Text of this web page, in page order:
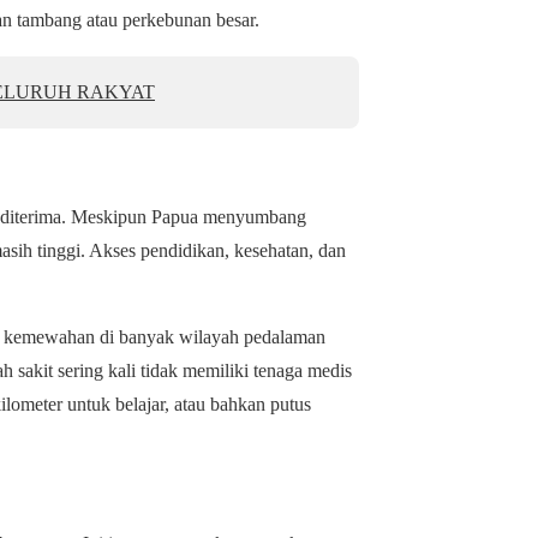
atau perkebunan besar.
RAKYAT
Meskipun Papua menyumbang
tinggi. Akses pendidikan, kesehatan, dan
di banyak wilayah pedalaman
sakit sering kali tidak memiliki tenaga medis
untuk belajar, atau bahkan putus